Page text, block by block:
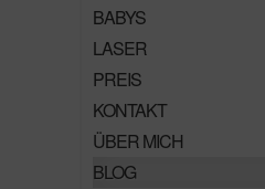
BABYS
LASER
PREIS
KONTAKT
ÜBER MICH
BLOG